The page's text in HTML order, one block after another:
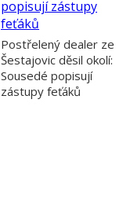
Postřelený dealer ze
Šestajovic děsil okolí:
Sousedé popisují
zástupy feťáků